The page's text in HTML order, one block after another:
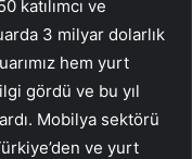
katılımcı ve
3 milyar dolarlık
hem yurt
gördü ve bu yıl
Mobilya sektörü
ve yurt